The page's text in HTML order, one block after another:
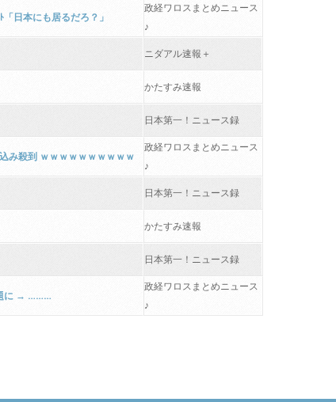
日本にも居るだろ？」
政経ワロスまとめニュース
♪
ニダアル速報＋
かたすみ速報
日本第一！ニュース録
み殺到 ｗｗｗｗｗｗｗｗｗｗ
政経ワロスまとめニュース
♪
日本第一！ニュース録
かたすみ速報
日本第一！ニュース録
題に → ………
政経ワロスまとめニュース
♪